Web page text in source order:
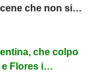
che non si
che colpo
Flores i